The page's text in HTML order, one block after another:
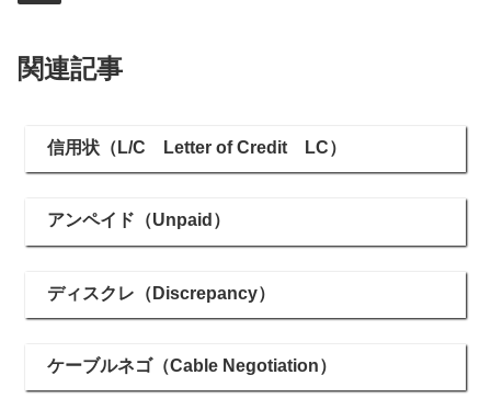
関連記事
信用状（L/C Letter of Credit LC）
アンペイド（Unpaid）
ディスクレ（Discrepancy）
ケーブルネゴ（Cable Negotiation）